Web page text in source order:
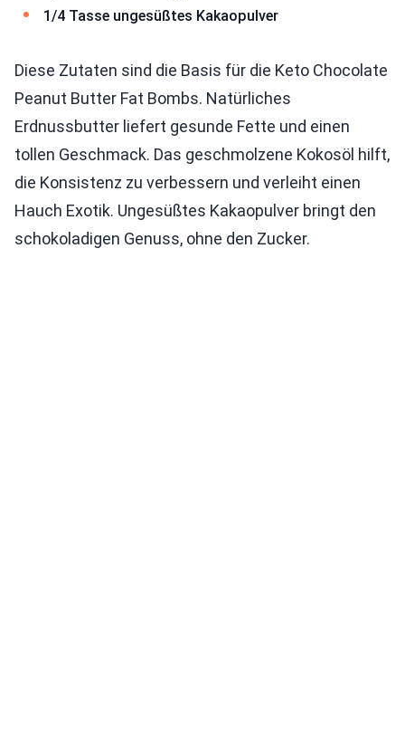
1/4 Tasse ungesüßtes Kakaopulver
Diese Zutaten sind die Basis für die Keto Chocolate
Peanut Butter Fat Bombs. Natürliches
Erdnussbutter liefert gesunde Fette und einen
tollen Geschmack. Das geschmolzene Kokosöl hilft,
die Konsistenz zu verbessern und verleiht einen
Hauch Exotik. Ungesüßtes Kakaopulver bringt den
schokoladigen Genuss, ohne den Zucker.